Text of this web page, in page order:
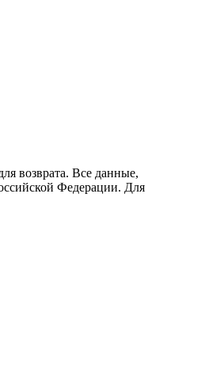
возврата. Все данные,
Федерации. Для